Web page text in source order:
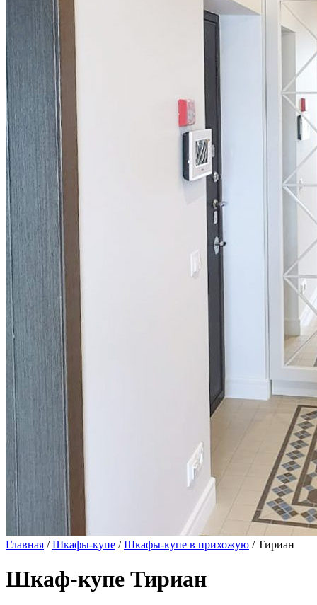
Главная /Шкафы-купе /Шкафы-купе в прихожую / Тириан
Шкаф-купе Тириан